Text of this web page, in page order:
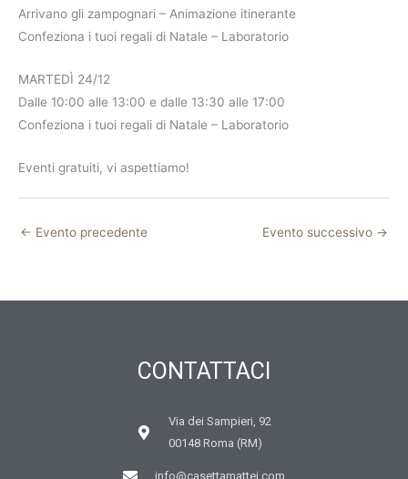
Arrivano gli zampognari – Animazione itinerante
Confeziona i tuoi regali di Natale – Laboratorio
MARTEDÌ 24/12
Dalle 10:00 alle 13:00 e dalle 13:30 alle 17:00
Confeziona i tuoi regali di Natale – Laboratorio
Eventi gratuiti, vi aspettiamo!
← Evento precedente Evento successivo →
CONTATTACI
Via dei Sampieri, 92
00148 Roma (RM)
info@casettamattei.com